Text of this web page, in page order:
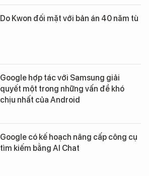
Do Kwon đối mặt với bản án 40 năm tù
Google hợp tác với Samsung giải
quyết một trong những vấn đề khó
chịu nhất của Android
Google có kế hoạch nâng cấp công cụ
tìm kiếm bằng AI Chat